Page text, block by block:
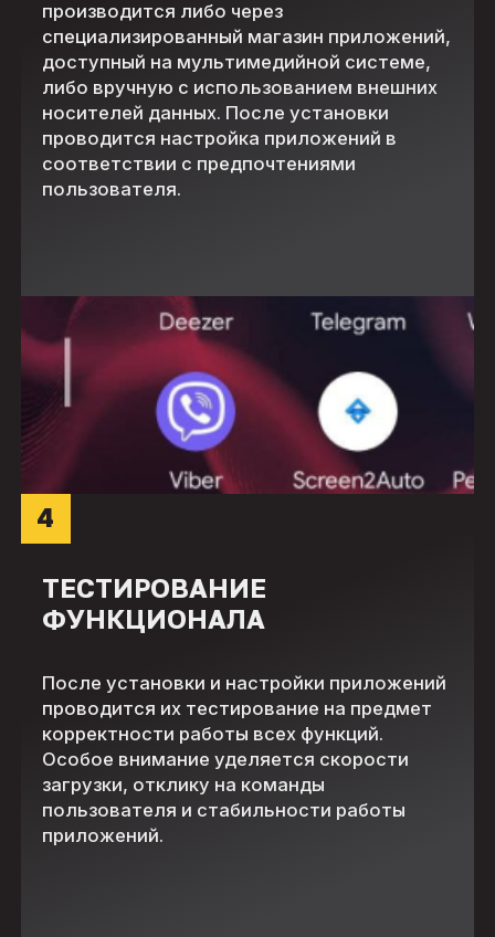
производится либо через
специализированный магазин приложений,
доступный на мультимедийной системе,
либо вручную с использованием внешних
носителей данных. После установки
проводится настройка приложений в
соответствии с предпочтениями
пользователя.
ТЕСТИРОВАНИЕ
ФУНКЦИОНАЛА
После установки и настройки приложений
проводится их тестирование на предмет
корректности работы всех функций.
Особое внимание уделяется скорости
загрузки, отклику на команды
пользователя и стабильности работы
приложений.
4